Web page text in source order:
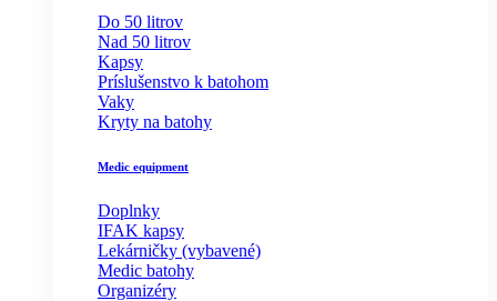
Do 50 litrov
Nad 50 litrov
Kapsy
Príslušenstvo k batohom
Vaky
Kryty na batohy
Medic equipment
Doplnky
IFAK kapsy
Lekárničky (vybavené)
Medic batohy
Organizéry